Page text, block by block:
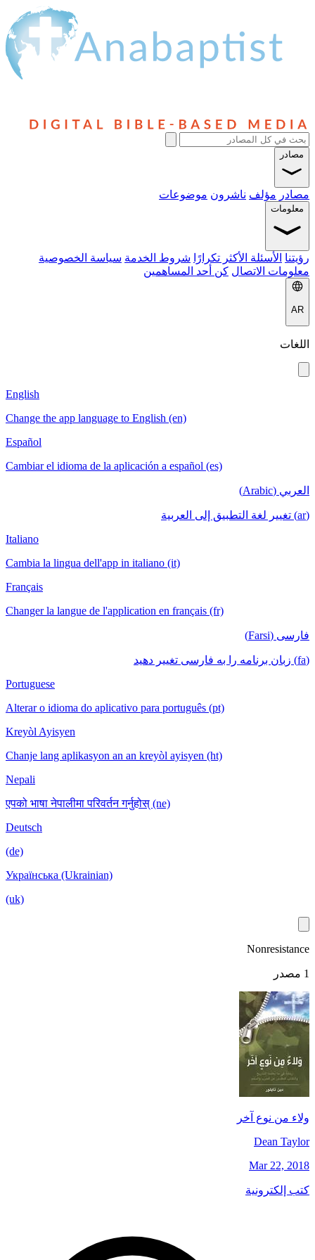
مصادر
مصادر مؤلف ناشرون موضوعات
معلومات
رؤيتنا الأسئلة الأكثر تكرارًا شروط الخدمة سياسة الخصوصية
معلومات الاتصال كن أحد المساهمين
AR
اللغات
English
Change the app language to English (en)
Español
Cambiar el idioma de la aplicación a español (es)
العربي (Arabic)
(ar) تغيير لغة التطبيق إلى العربية
Italiano
Cambia la lingua dell'app in italiano (it)
Français
Changer la langue de l'application en français (fr)
فارسی (Farsi)
(fa) زبان برنامه را به فارسی تغییر دهید
Portuguese
Alterar o idioma do aplicativo para português (pt)
Kreyòl Ayisyen
Chanje lang aplikasyon an an kreyòl ayisyen (ht)
Nepali
एपको भाषा नेपालीमा परिवर्तन गर्नुहोस् (ne)
Deutsch
(de)
Українська (Ukrainian)
(uk)
Nonresistance
1 مصدر
ولاء من نوع آخر
Dean Taylor
Mar 22, 2018
كتب إلكترونية